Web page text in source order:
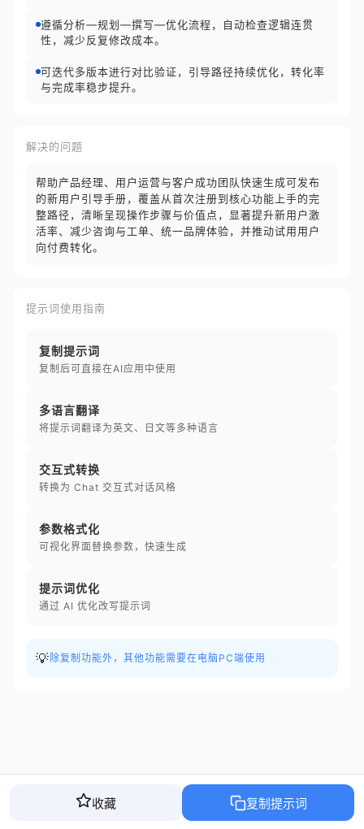
遵循分析—规划—撰写—优化流程，自动检查逻辑连贯
性，减少反复修改成本。
可迭代多版本进行对比验证，引导路径持续优化，转化率
与完成率稳步提升。
解决的问题
帮助产品经理、用户运营与客户成功团队快速生成可发布
的新用户引导手册，覆盖从首次注册到核心功能上手的完
整路径，清晰呈现操作步骤与价值点，显著提升新用户激
活率、减少咨询与工单、统一品牌体验，并推动试用用户
向付费转化。
提示词使用指南
复制提示词
复制后可直接在AI应用中使用
多语言翻译
将提示词翻译为英文、日文等多种语言
交互式转换
转换为 Chat 交互式对话风格
参数格式化
可视化界面替换参数，快速生成
提示词优化
通过 AI 优化改写提示词
💡 除复制功能外，其他功能需要在电脑PC端使用
收藏 复制提示词